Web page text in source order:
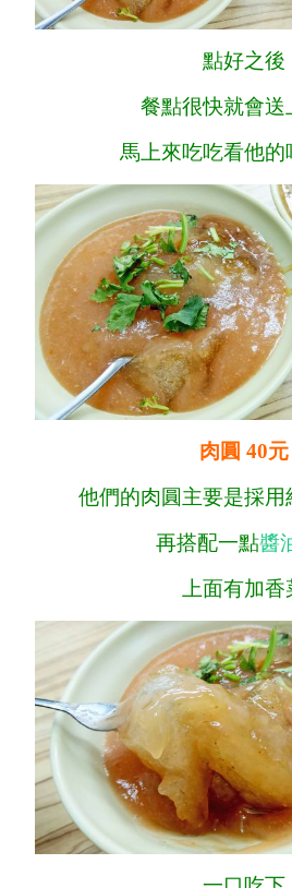
點好之後
餐點很快就會送
馬上來吃吃看他的
肉圓 40元
他們的肉圓主要是採用
再搭配一點醬
上面有加香